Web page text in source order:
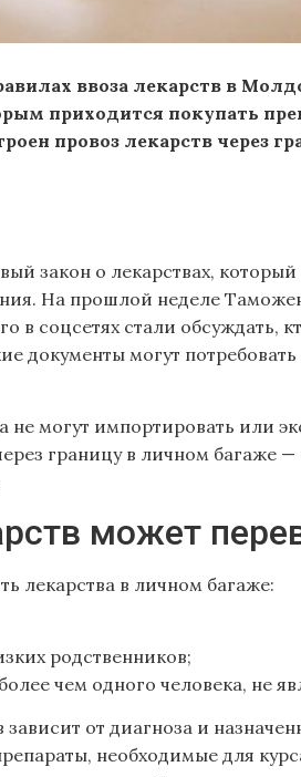
ввоза лекарств в
приходится покупать
провоз лекарств через
закон о лекарствах, который
На прошлой неделе
в соцсетях стали обсуждать,
документы могут
не могут импортировать или
границу в личном багаже
может
лекарства в личном багаже:
родственников;
чем одного человека, не
от диагноза и
необходимые для